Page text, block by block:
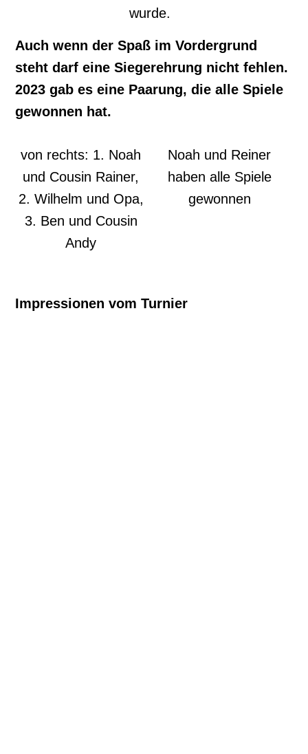
wurde.
Auch wenn der Spaß im Vordergrund
steht darf eine Siegerehrung nicht fehlen.
2023 gab es eine Paarung, die alle Spiele
gewonnen hat.
von rechts: 1. Noah
und Cousin Rainer,
2. Wilhelm und Opa,
3. Ben und Cousin
Andy
Noah und Reiner
haben alle Spiele
gewonnen
Impressionen vom Turnier